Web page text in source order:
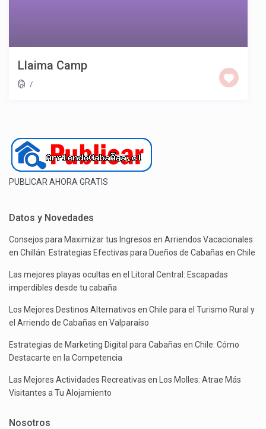
Llaima Camp
/
PUBLICAR AHORA GRATIS
Datos y Novedades
Consejos para Maximizar tus Ingresos en Arriendos Vacacionales
en Chillán: Estrategias Efectivas para Dueños de Cabañas en Chile
Las mejores playas ocultas en el Litoral Central: Escapadas
imperdibles desde tu cabaña
Los Mejores Destinos Alternativos en Chile para el Turismo Rural y
el Arriendo de Cabañas en Valparaíso
Estrategias de Marketing Digital para Cabañas en Chile: Cómo
Destacarte en la Competencia
Las Mejores Actividades Recreativas en Los Molles: Atrae Más
Visitantes a Tu Alojamiento
Nosotros